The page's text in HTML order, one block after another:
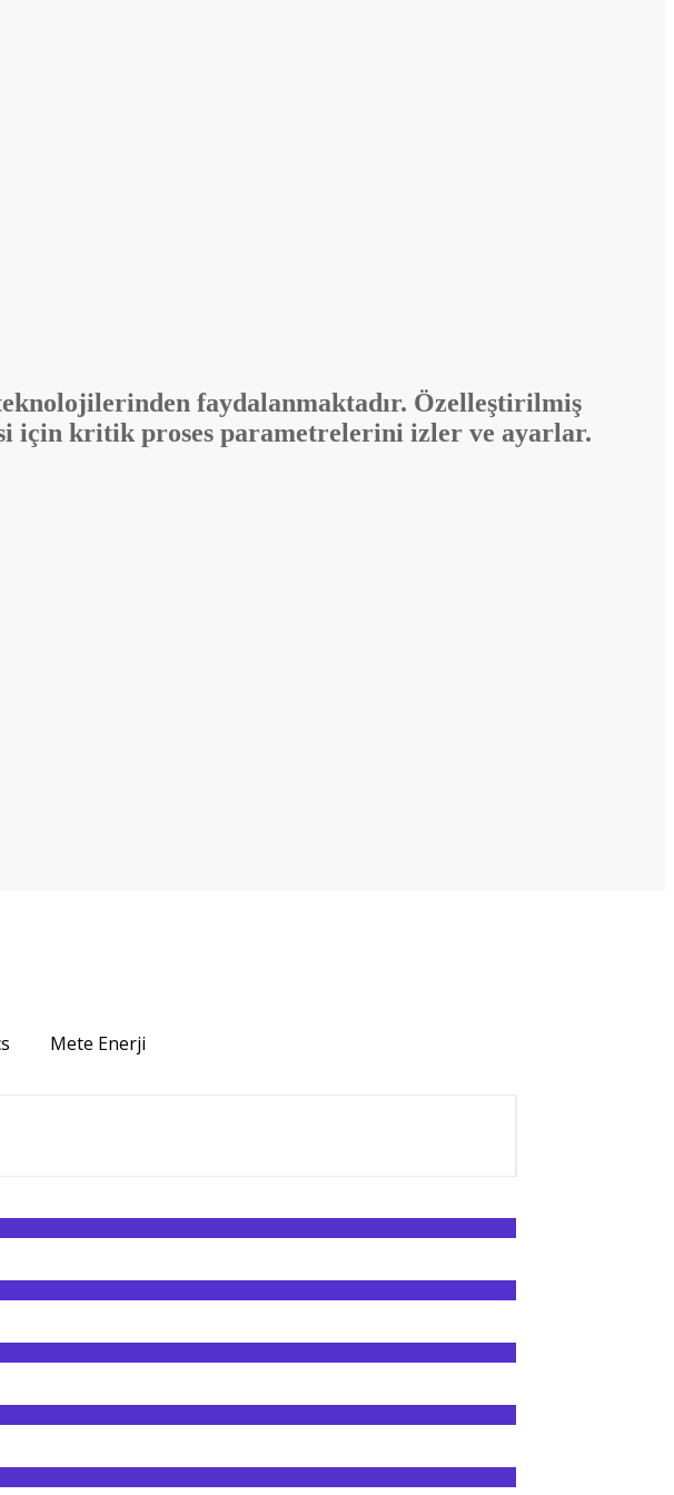
faydalanmaktadır. Özelleştirilmiş
için kritik proses parametrelerini izler ve ayarlar.
Mete Enerji